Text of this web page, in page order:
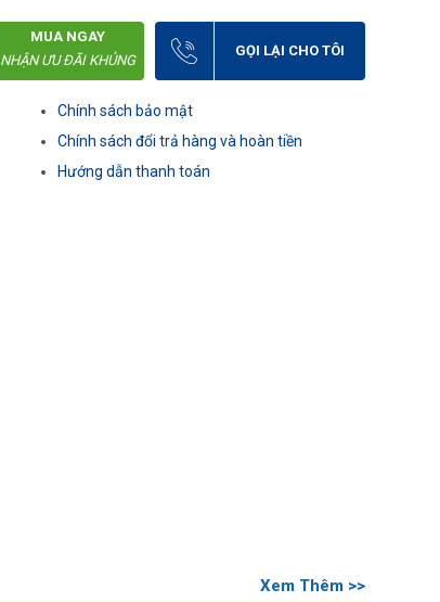
MUA NGAY
NHẬN ƯU ĐÃI KHỦNG
GỌI LẠI CHO TÔI
Chính sách bảo mật
Chính sách đổi trả hàng và hoàn tiền
Hướng dẫn thanh toán
Xem Thêm >>